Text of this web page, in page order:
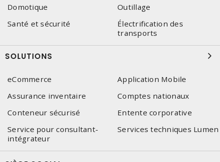
Domotique
Outillage
Santé et sécurité
Électrification des
transports
SOLUTIONS
eCommerce
Application Mobile
Assurance inventaire
Comptes nationaux
Conteneur sécurisé
Entente corporative
Service pour consultant-
intégrateur
Services techniques Lumen